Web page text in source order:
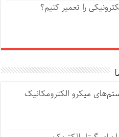
را تعمیر کنیم؟
میکرو الکترومکانیک